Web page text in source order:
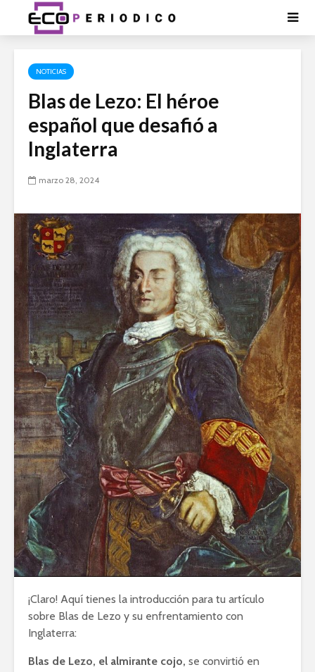
NOTICIAS
Blas de Lezo: El héroe
español que desafió a
Inglaterra
marzo 28, 2024
¡Claro! Aquí tienes la introducción para tu artículo
sobre Blas de Lezo y su enfrentamiento con
Inglaterra:
Blas de Lezo, el almirante cojo, se convirtió en